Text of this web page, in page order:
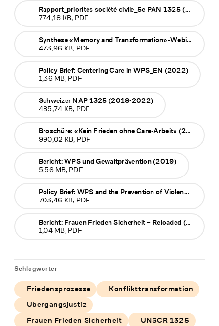
Rapport_priorités société civile_5e PAN 1325 (2024)
774,18 KB, PDF
Synthese «Memory and Transformation»-Webinar (2023)
473,96 KB, PDF
Policy Brief: Centering Care in WPS_EN (2022)
1,36 MB, PDF
Schweizer NAP 1325 (2018-2022)
485,74 KB, PDF
Broschüre: «Kein Frieden ohne Care-Arbeit» (2021)
990,02 KB, PDF
Bericht: WPS und Gewaltprävention (2019)
5,56 MB, PDF
Policy Brief: WPS and the Prevention of Violence (2019)
703,46 KB, PDF
Bericht: Frauen Frieden Sicherheit – Reloaded (2016)
1,04 MB, PDF
Schlagwörter
Friedensprozesse
Konflikttransformation
Übergangsjustiz
Frauen Frieden Sicherheit
UNSCR 1325